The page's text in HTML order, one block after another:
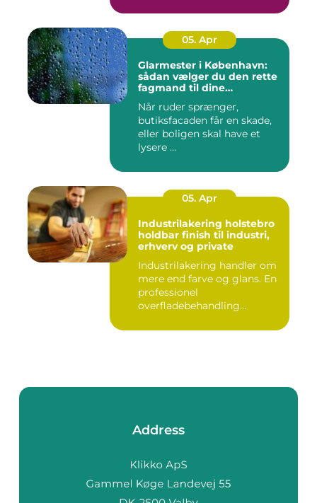
05. Apr
Glarmester i København:
sådan vælger du den rette
fagmand til dine
Når ruder sprænger,
butiksfacaden får en skade,
eller boligen skal have et
lysere ...
05. Apr
Industrilakering holstebro
holdbar finish til industri,
erhverv og private
Industrilakering handler om
mere end farve og glans. En
professionel
overfladebehandling
Address